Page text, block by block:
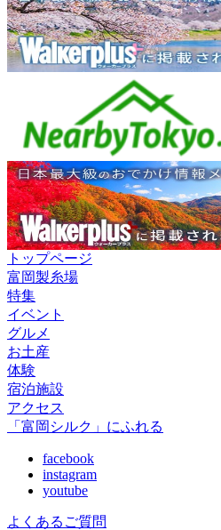
トップページ
富岡製糸場
特集
イベント
グルメ
お土産
体験
宿泊施設
アクセス
「富岡シルク」にふれる
facebook
instagram
youtube
よくあるご質問